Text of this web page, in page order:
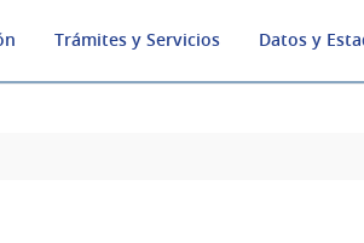
Trámites y Servicios Datos y